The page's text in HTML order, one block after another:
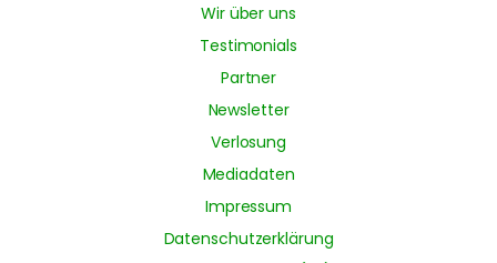
Wir über uns
Testimonials
Partner
Newsletter
Verlosung
Mediadaten
Impressum
Datenschutzerklärung